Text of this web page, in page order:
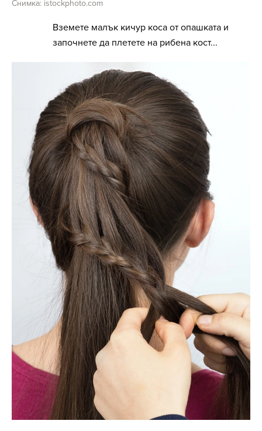
Снимка: istockphoto.com
Вземете малък кичур коса от опашката и
започнете да плетете на рибена кост...